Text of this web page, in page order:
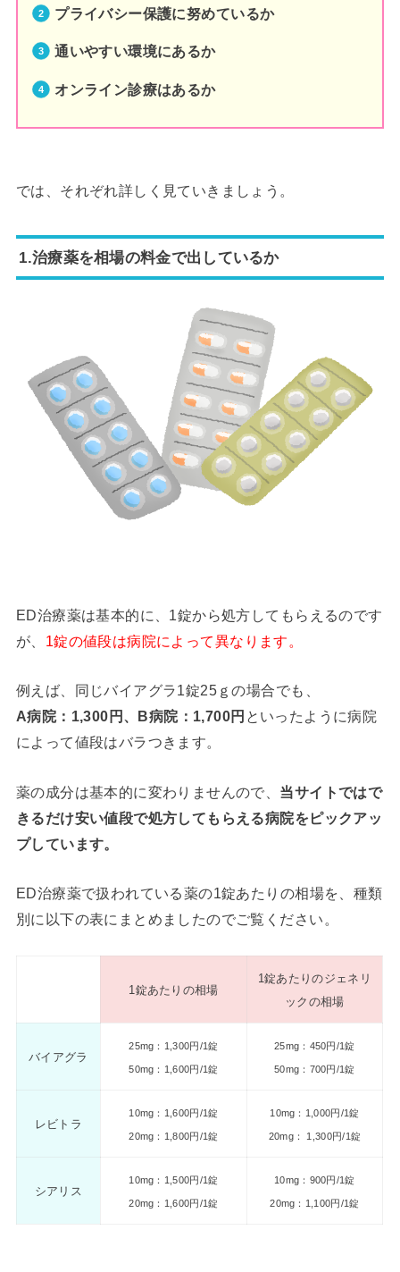
プライバシー保護に努めているか
通いやすい環境にあるか
オンライン診療はあるか
では、それぞれ詳しく見ていきましょう。
1.治療薬を相場の料金で出しているか
ED治療薬は基本的に、1錠から処方してもらえるのです
が、 1錠の値段は病院によって異なります。
例えば、同じバイアグラ1錠25ｇの場合でも、
A病院：1,300円、B病院：1,700円 といったように病院
によって値段はバラつきます。
薬の成分は基本的に変わりませんので、 当サイトではで
きるだけ安い値段で処方してもらえる病院をピックアッ
プしています。
ED治療薬で扱われている薬の1錠あたりの相場を、種類
別に以下の表にまとめましたのでご覧ください。
1錠あたりの相場
1錠あたりのジェネリ
ックの相場
バイアグラ
25mg：1,300円/1錠
50mg：1,600円/1錠
25mg：450円/1錠
50mg：700円/1錠
レビトラ
10mg：1,600円/1錠
20mg：1,800円/1錠
10mg：1,000円/1錠
20mg： 1,300円/1錠
シアリス
10mg：1,500円/1錠
20mg：1,600円/1錠
10mg：900円/1錠
20mg：1,100円/1錠